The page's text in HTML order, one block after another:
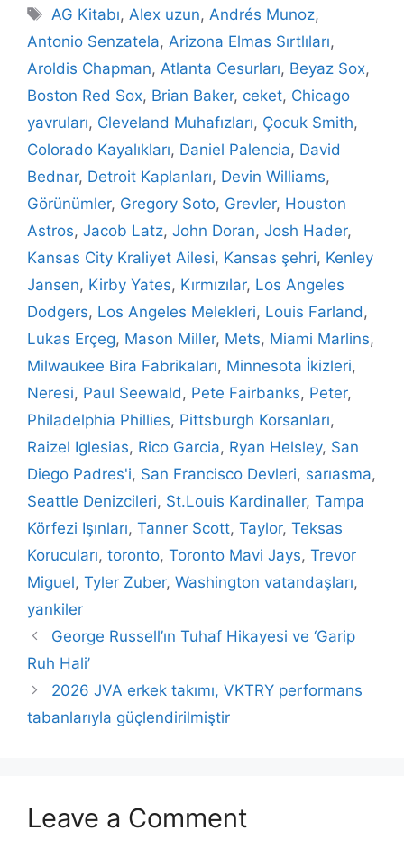
Tags
AG Kitabı, Alex uzun, Andrés Munoz,
Antonio Senzatela, Arizona Elmas Sırtlıları,
Aroldis Chapman, Atlanta Cesurları, Beyaz Sox,
Boston Red Sox, Brian Baker, ceket, Chicago
yavruları, Cleveland Muhafızları, Çocuk Smith,
Colorado Kayalıkları, Daniel Palencia, David
Bednar, Detroit Kaplanları, Devin Williams,
Görünümler, Gregory Soto, Grevler, Houston
Astros, Jacob Latz, John Doran, Josh Hader,
Kansas City Kraliyet Ailesi, Kansas şehri, Kenley
Jansen, Kirby Yates, Kırmızılar, Los Angeles
Dodgers, Los Angeles Melekleri, Louis Farland ,
Lukas Erçeg, Mason Miller, Mets, Miami Marlins,
Milwaukee Bira Fabrikaları, Minnesota İkizleri,
Neresi, Paul Seewald , Pete Fairbanks, Peter,
Philadelphia Phillies, Pittsburgh Korsanları,
Raizel Iglesias, Rico Garcia, Ryan Helsley, San
Diego Padres'i, San Francisco Devleri, sarıasma,
Seattle Denizcileri, St.Louis Kardinaller, Tampa
Körfezi Işınları, Tanner Scott, Taylor, Teksas
Korucuları, toronto, Toronto Mavi Jays, Trevor
Miguel, Tyler Zuber, Washington vatandaşları,
yankiler
George Russell’ın Tuhaf Hikayesi ve ‘Garip
Ruh Hali’
2026 JVA erkek takımı, VKTRY performans
tabanlarıyla güçlendirilmiştir
Leave a Comment